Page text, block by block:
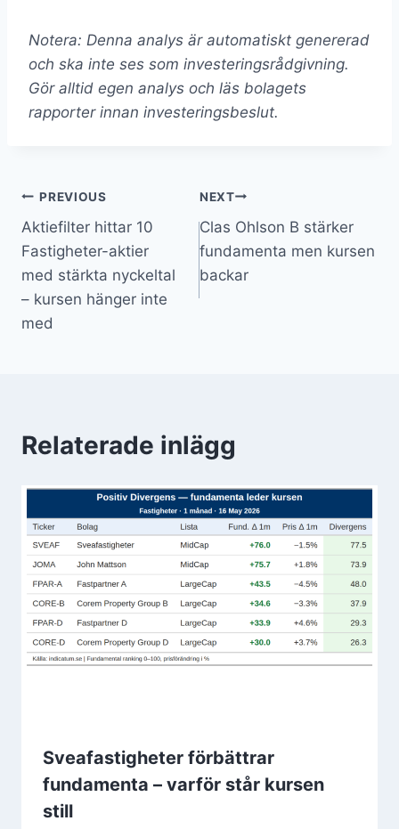
Notera: Denna analys är automatiskt genererad
och ska inte ses som investeringsrådgivning.
Gör alltid egen analys och läs bolagets
rapporter innan investeringsbeslut.
Inläggsnavigering
PREVIOUS
Aktiefilter hittar 10
Fastigheter-aktier
med stärkta nyckeltal
– kursen hänger inte
med
NEXT
Clas Ohlson B stärker
fundamenta men kursen
backar
Relaterade inlägg
Sveafastigheter förbättrar
fundamenta – varför står kursen
still